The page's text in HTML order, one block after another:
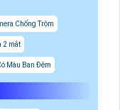
Chống Trộm
2 mắt
Màu Ban Đêm